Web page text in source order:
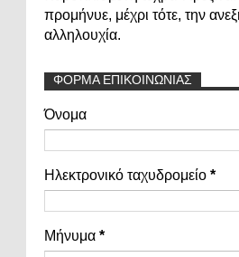
προμήνυε, μέχρι τότε, την
αλληλουχία.
ΦΟΡΜΑ ΕΠΙΚΟΙΝΩΝΙΑΣ
Όνομα
Ηλεκτρονικό ταχυδρομείο *
Μήνυμα *